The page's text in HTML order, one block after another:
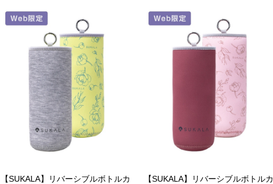
【SUKALA】リバーシブルボトルカ
【SUKALA】リバーシブルボトルカ